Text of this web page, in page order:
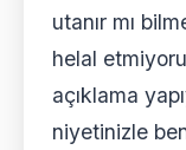
utanır mı
helal
açıklama
niyetinizle